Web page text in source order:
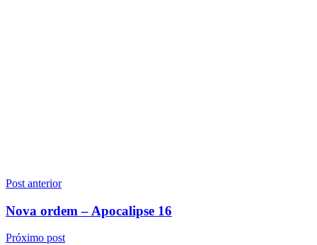
Navegação
de
Post anterior
Nova ordem – Apocalipse 16
Próximo post